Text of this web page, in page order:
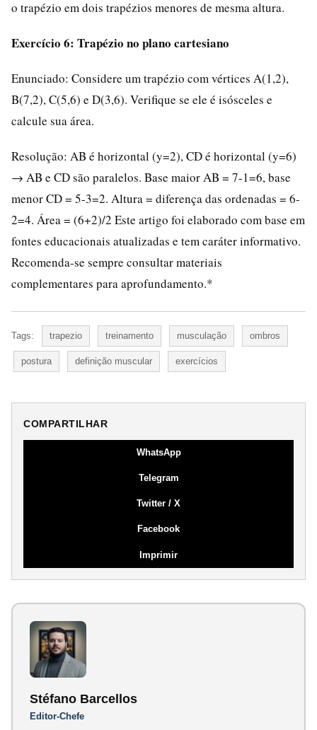
o trapézio em dois trapézios menores de mesma altura.
Exercício 6: Trapézio no plano cartesiano
Enunciado: Considere um trapézio com vértices A(1,2),
B(7,2), C(5,6) e D(3,6). Verifique se ele é isósceles e
calcule sua área.
Resolução: AB é horizontal (y=2), CD é horizontal (y=6)
→ AB e CD são paralelos. Base maior AB = 7-1=6, base
menor CD = 5-3=2. Altura = diferença das ordenadas = 6-
2=4. Área = (6+2)/2 Este artigo foi elaborado com base em
fontes educacionais atualizadas e tem caráter informativo.
Recomenda-se sempre consultar materiais
complementares para aprofundamento.*
Tags: trapezio treinamento musculação ombros
postura definição muscular exercícios
COMPARTILHAR
WhatsApp
Telegram
Twitter / X
Facebook
Imprimir
Stéfano Barcellos
Editor-Chefe